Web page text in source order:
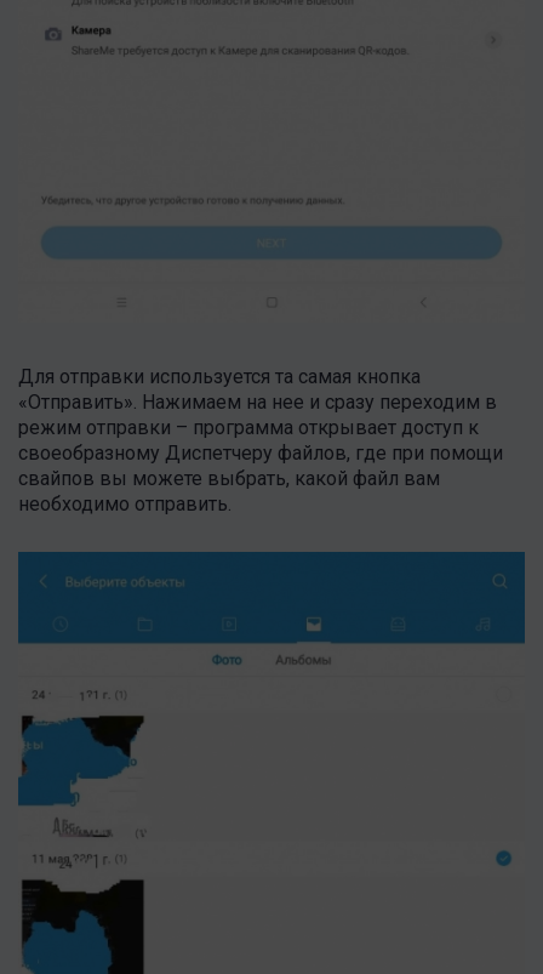
Для отправки используется та самая кнопка
«Отправить». Нажимаем на нее и сразу переходим в
режим отправки – программа открывает доступ к
своеобразному Диспетчеру файлов, где при помощи
свайпов вы можете выбрать, какой файл вам
необходимо отправить.